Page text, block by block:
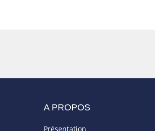
A PROPOS
Présentation